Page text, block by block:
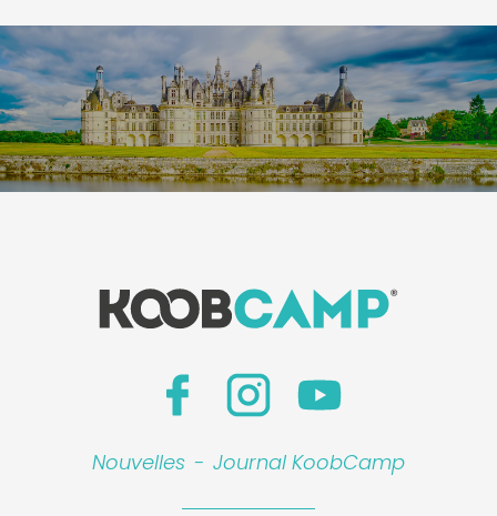
Nouvelles - Journal KoobCamp